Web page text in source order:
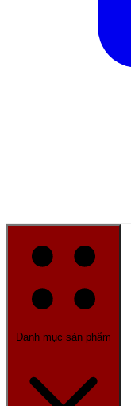
Danh mục sản phẩm